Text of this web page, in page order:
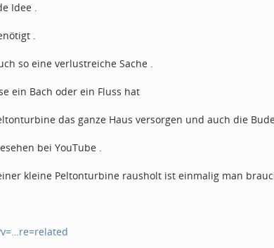
Idee .
.
so eine verlustreiche Sache .
ein Bach oder ein Fluss hat
das ganze Haus versorgen und auch die
bei YouTube .
kleine Peltonturbine rausholt ist einmalig man